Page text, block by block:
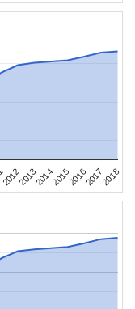
2012201320142015201620172018